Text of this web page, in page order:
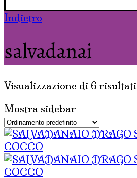
Indietro
salvadanai
Visualizzazione di 6 risultati
Mostra sidebar